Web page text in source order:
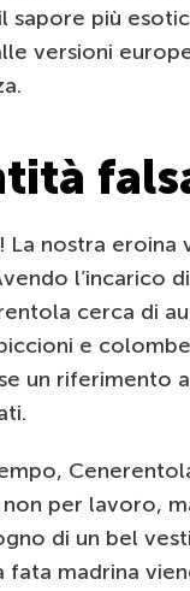
sapore più
versioni
La nostra eroina
l’incarico
cerca di
e
un riferimento
per lavoro,
di un bel
fata madrina